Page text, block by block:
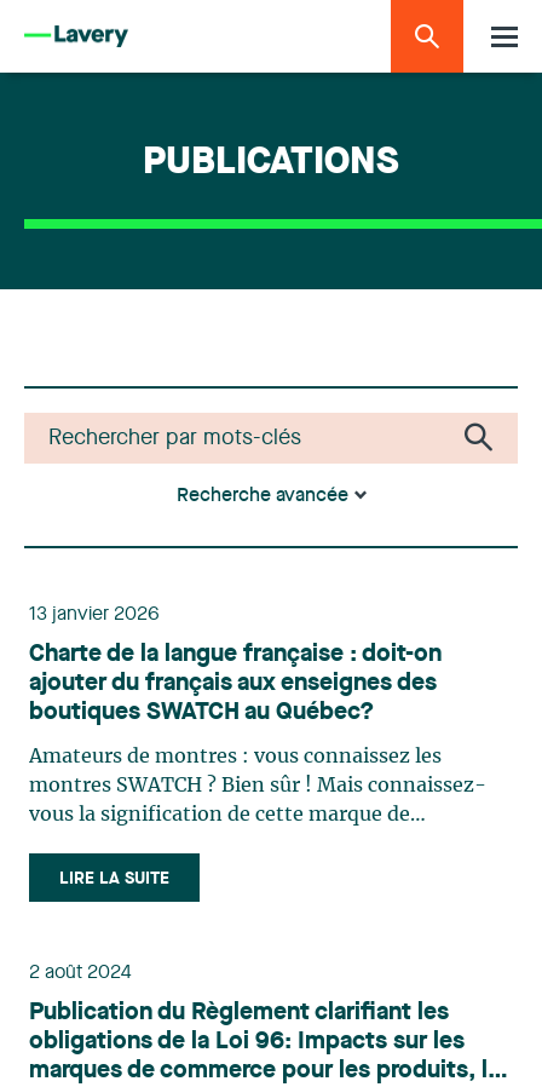
PUBLICATIONS
Recherche avancée
13 janvier 2026
Charte de la langue française : doit-on
ajouter du français aux enseignes des
boutiques SWATCH au Québec?
Amateurs de montres : vous connaissez les
montres SWATCH ? Bien sûr ! Mais connaissez-
vous la signification de cette marque de
d’un terme de la langue anglaise c) d’un terme
composé, en partie, de la langue anglaise c’est-à-
LIRE LA SUITE
2 août 2024
Publication du Règlement clarifiant les
obligations de la Loi 96: Impacts sur les
marques de commerce pour les produits, la